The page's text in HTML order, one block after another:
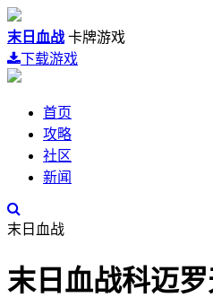
末日血战 卡牌游戏
下载游戏
首页
攻略
社区
新闻
末日血战
末日血战科迈罗